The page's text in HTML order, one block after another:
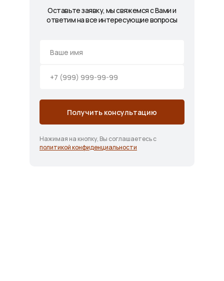
Оставьте заявку, мы свяжемся с Вами и
ответим на все интересующие вопросы
Получить консультацию
Нажимая на кнопку, Вы соглашаетесь с
политикой конфиденциальности